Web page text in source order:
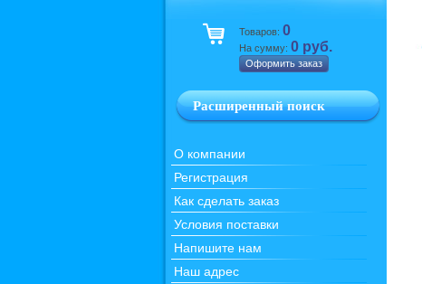
Товаров: 0
На сумму: 0 руб.
Оформить заказ
Расширенный поиск
О компании
Регистрация
Как сделать заказ
Условия поставки
Напишите нам
Наш адрес